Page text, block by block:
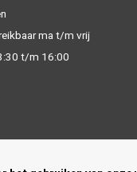
ma t/m vrij
t/m 16:00